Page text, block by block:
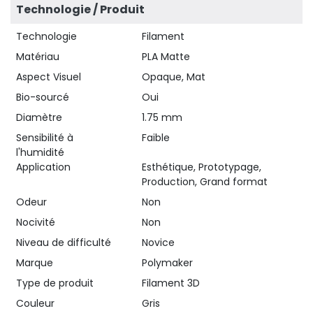
Technologie / Produit
Technologie
Filament
Matériau
PLA Matte
Aspect Visuel
Opaque, Mat
Bio-sourcé
Oui
Diamètre
1.75 mm
Sensibilité à
l'humidité
Faible
Application
Esthétique, Prototypage,
Production, Grand format
Odeur
Non
Nocivité
Non
Niveau de difficulté
Novice
Marque
Polymaker
Type de produit
Filament 3D
Couleur
Gris